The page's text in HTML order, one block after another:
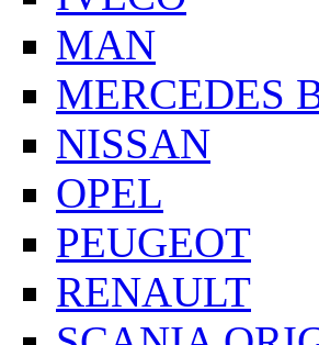
MAN
MERCEDES
NISSAN
OPEL
PEUGEOT
RENAULT